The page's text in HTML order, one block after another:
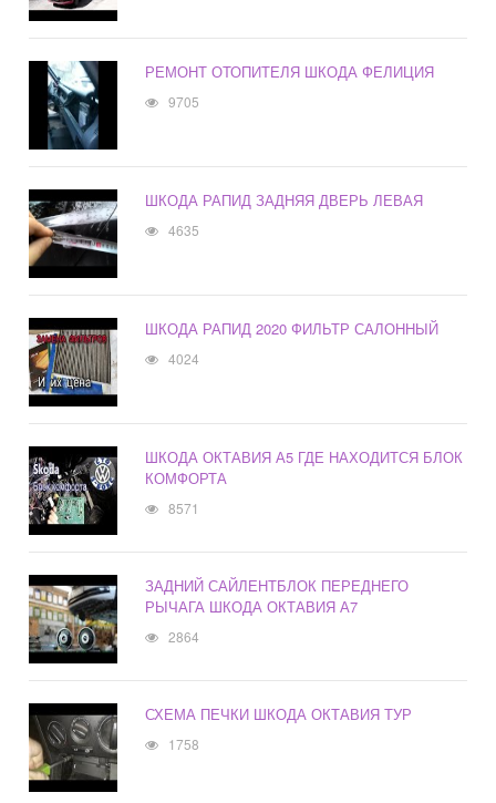
РЕМОНТ ОТОПИТЕЛЯ ШКОДА ФЕЛИЦИЯ
9705
ШКОДА РАПИД ЗАДНЯЯ ДВЕРЬ ЛЕВАЯ
4635
ШКОДА РАПИД 2020 ФИЛЬТР САЛОННЫЙ
4024
ШКОДА ОКТАВИЯ А5 ГДЕ НАХОДИТСЯ БЛОК
КОМФОРТА
8571
ЗАДНИЙ САЙЛЕНТБЛОК ПЕРЕДНЕГО
РЫЧАГА ШКОДА ОКТАВИЯ А7
2864
СХЕМА ПЕЧКИ ШКОДА ОКТАВИЯ ТУР
1758